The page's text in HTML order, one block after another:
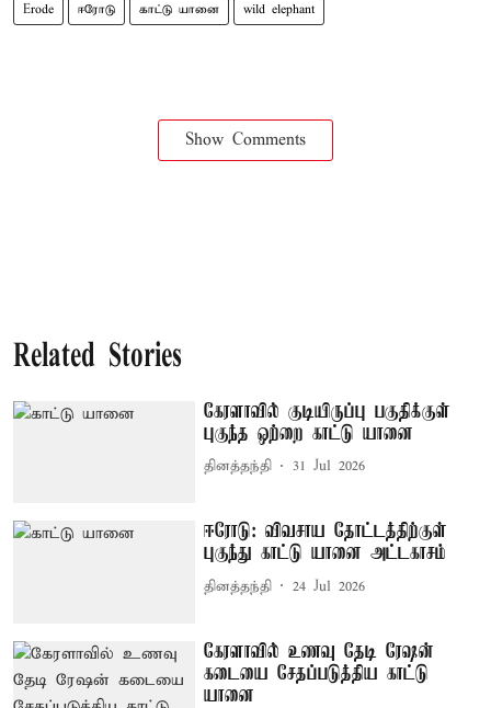
Erode ஈரோடு காட்டு யானை wild elephant
Show Comments
Related Stories
கேரளாவில் குடியிருப்பு பகுதிக்குள்
புகுந்த ஒற்றை காட்டு யானை
தினத்தந்தி 31 Jul 2026
ஈரோடு: விவசாய தோட்டத்திற்குள்
புகுந்து காட்டு யானை அட்டகாசம்
தினத்தந்தி 24 Jul 2026
கேரளாவில் உணவு தேடி ரேஷன்
கடையை சேதப்படுத்திய காட்டு
யானை